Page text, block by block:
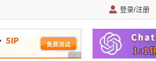
登录/注册
广告 商业广告，理性选择